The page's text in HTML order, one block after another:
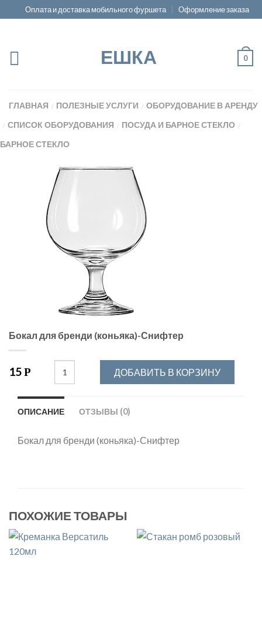
Оплата и доставка мобильного фуршета Оформление заказа
ЕШКА 0
ГЛАВНАЯ / ПОЛЕЗНЫЕ УСЛУГИ / ОБОРУДОВАНИЕ В АРЕНДУ
/ СПИСОК ОБОРУДОВАНИЯ / ПОСУДА И БАРНОЕ СТЕКЛО /
БАРНОЕ СТЕКЛО
Бокал для бренди (коньяка)-Снифтер
15Р ДОБАВИТЬ В КОРЗИНУ
ОПИСАНИЕ ОТЗЫВЫ (0)
Бокал для бренди (коньяка)-Снифтер
ПОХОЖИЕ ТОВАРЫ